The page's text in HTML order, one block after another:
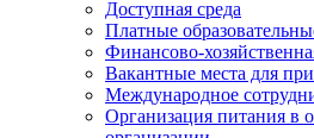
Доступная среда
Платные
Финансово-
Вакантные места для
Международное
Организация питания в